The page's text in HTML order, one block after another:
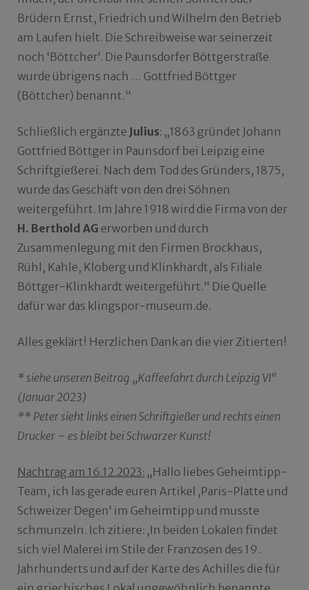
Brüdern Ernst, Friedrich und Wilhelm den Betrieb
am Laufen hielt. Die Schreibweise war seinerzeit
noch ‘Böttcher‘. Die Paunsdorfer Böttgerstraße
wurde übrigens nach … Gottfried Böttger
(Böttcher) benannt.“
Schließlich ergänzte Julius: „1863 gründet Johann
Gottfried Böttger in Paunsdorf bei Leipzig eine
Schriftgießerei. Nach dem Tod des Gründers, 1875,
wurde das Geschäft von den drei Söhnen
weitergeführt. Im Jahre 1918 wird die Firma von der
H. Berthold AG erworben und durch
Zusammenlegung mit den Firmen Brockhaus,
Rühl, Kahle, Kloberg und Klinkhardt, als Filiale
Böttger-Klinkhardt weitergeführt.“ Die Quelle
dafür war das klingspor-museum.de.
Alles geklärt! Herzlichen Dank an die vier Zitierten!
* siehe unseren Beitrag „Kaffeefahrt durch Leipzig VI“
(Januar 2023)
** Peter sieht links einen Schriftgießer und rechts einen
Drucker – es bleibt bei Schwarzer Kunst!
Nachtrag am 16.12.2023: „Hallo liebes Geheimtipp-
Team, ich las gerade euren Artikel ‚Paris-Platte und
Schweizer Degen‘ im Geheimtipp und musste
schmunzeln. Ich zitiere: ‚In beiden Lokalen findet
sich viel Malerei im Stile der Franzosen des 19.
Jahrhunderts und auf der Karte des Achilles die für